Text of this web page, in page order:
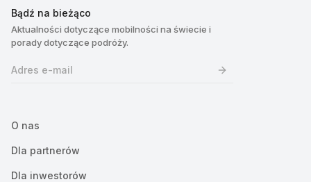
Bądź na bieżąco
Aktualności dotyczące mobilności na świecie i
porady dotyczące podróży.
O nas
Dla partnerów
Dla inwestorów